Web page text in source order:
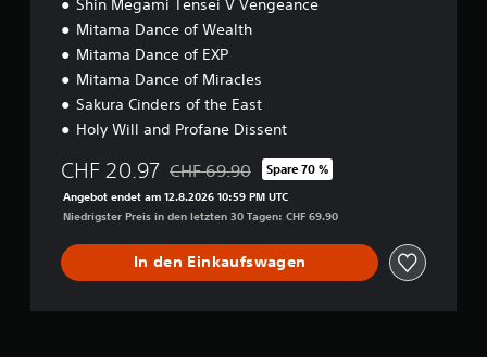
Shin Megami Tensei V Vengeance
Mitama Dance of Wealth
Mitama Dance of EXP
Mitama Dance of Miracles
Sakura Cinders of the East
Holy Will and Profane Dissent
CHF 20.97 Preisnachlass gegenüber dem Originalpreis
CHF 69.90 Spare 70 %
Angebot endet am 12.8.2026 10:59 PM UTC
Niedrigster Preis in den letzten 30 Tagen: CHF 69.90
In den Einkaufswagen